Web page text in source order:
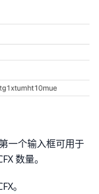
一个输入框可用于
数量。
。